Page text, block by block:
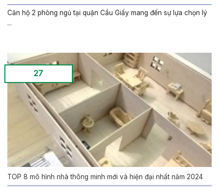
Căn hộ 2 phòng ngủ tại quận Cầu Giấy mang đến sự lựa chọn lý
...
TOP 8 mô hình nhà thông minh mới và hiện đại nhất năm 2024
27